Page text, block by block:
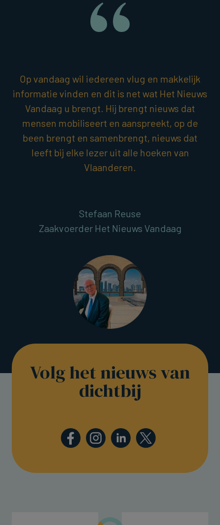
Op vandaag wil iedereen vlug en makkelijk
informatie vinden en dit is net wat Het Nieuws
Vandaag u brengt. Hij brengt nieuws dat
mensen mobiliseert en aanspreekt, op de
been brengt en samenbrengt, nieuws dat
leeft bij elke lezer uit alle hoeken van
Vlaanderen.
Stefaan Reuse
Zaakvoerder Het Nieuws Vandaag
Volg het nieuws van
dichtbij